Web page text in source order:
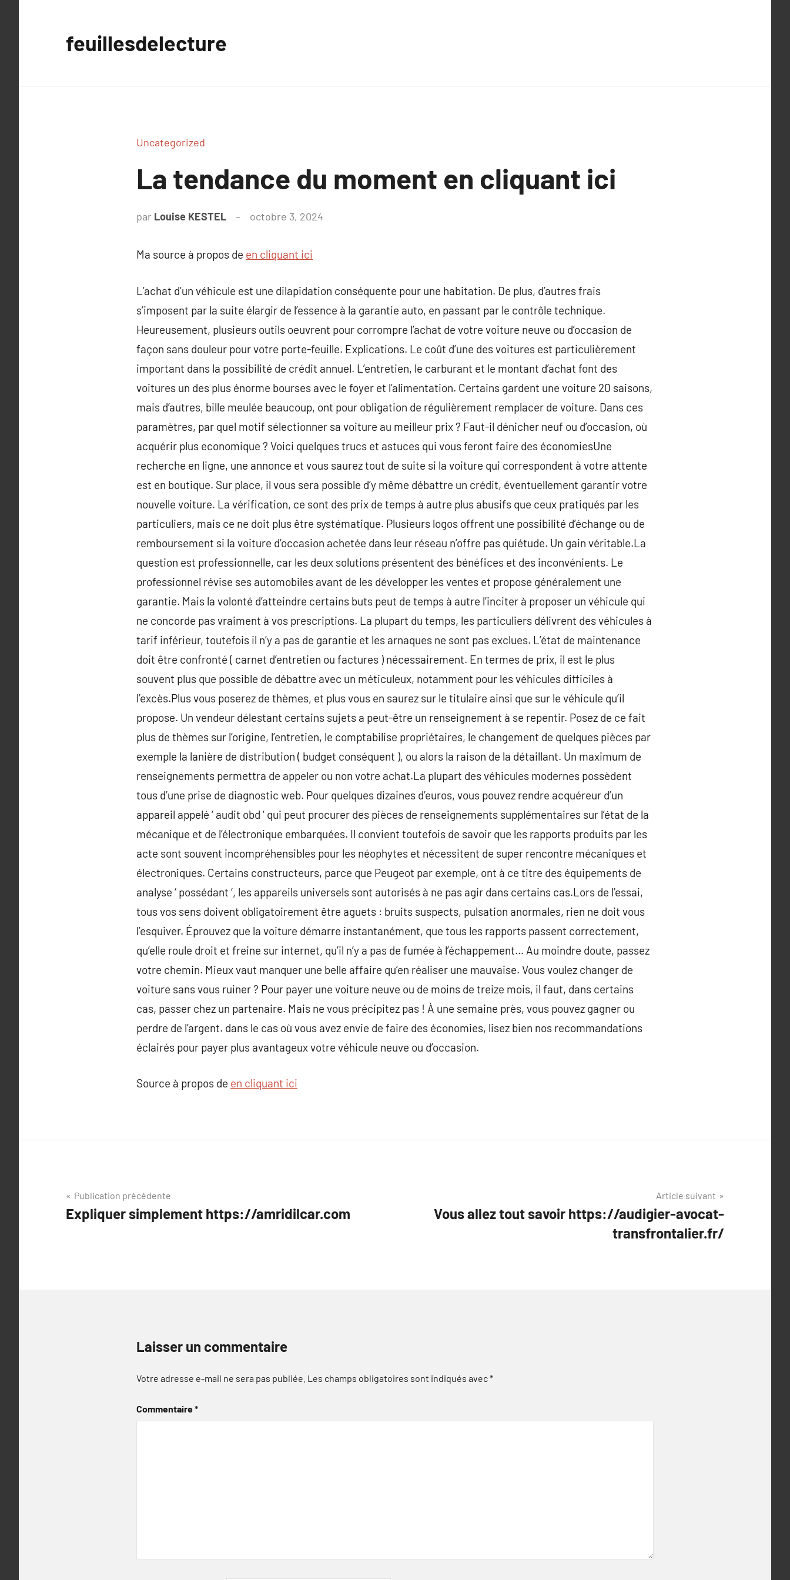
feuillesdelecture
Uncategorized
La tendance du moment en cliquant ici
par Louise KESTEL octobre 3, 2024
Ma source à propos de en cliquant ici
L’achat d’un véhicule est une dilapidation conséquente pour une habitation. De plus, d’autres frais
s’imposent par la suite élargir de l’essence à la garantie auto, en passant par le contrôle technique.
Heureusement, plusieurs outils oeuvrent pour corrompre l’achat de votre voiture neuve ou d’occasion de
façon sans douleur pour votre porte-feuille. Explications. Le coût d’une des voitures est particulièrement
important dans la possibilité de crédit annuel. L’entretien, le carburant et le montant d’achat font des
voitures un des plus énorme bourses avec le foyer et l’alimentation. Certains gardent une voiture 20 saisons,
mais d’autres, bille meulée beaucoup, ont pour obligation de régulièrement remplacer de voiture. Dans ces
paramètres, par quel motif sélectionner sa voiture au meilleur prix ? Faut-il dénicher neuf ou d’occasion, où
acquérir plus economique ? Voici quelques trucs et astuces qui vous feront faire des économiesUne
recherche en ligne, une annonce et vous saurez tout de suite si la voiture qui correspondent à votre attente
est en boutique. Sur place, il vous sera possible d’y même débattre un crédit, éventuellement garantir votre
nouvelle voiture. La vérification, ce sont des prix de temps à autre plus abusifs que ceux pratiqués par les
particuliers, mais ce ne doit plus être systématique. Plusieurs logos offrent une possibilité d’échange ou de
remboursement si la voiture d’occasion achetée dans leur réseau n’offre pas quiétude. Un gain véritable.La
question est professionnelle, car les deux solutions présentent des bénéfices et des inconvénients. Le
professionnel révise ses automobiles avant de les développer les ventes et propose généralement une
garantie. Mais la volonté d’atteindre certains buts peut de temps à autre l’inciter à proposer un véhicule qui
ne concorde pas vraiment à vos prescriptions. La plupart du temps, les particuliers délivrent des véhicules à
tarif inférieur, toutefois il n’y a pas de garantie et les arnaques ne sont pas exclues. L’état de maintenance
doit être confronté ( carnet d’entretien ou factures ) nécessairement. En termes de prix, il est le plus
souvent plus que possible de débattre avec un méticuleux, notamment pour les véhicules difficiles à
l’excès.Plus vous poserez de thèmes, et plus vous en saurez sur le titulaire ainsi que sur le véhicule qu’il
propose. Un vendeur délestant certains sujets a peut-être un renseignement à se repentir. Posez de ce fait
plus de thèmes sur l’origine, l’entretien, le comptabilise propriétaires, le changement de quelques pièces par
exemple la lanière de distribution ( budget conséquent ), ou alors la raison de la détaillant. Un maximum de
renseignements permettra de appeler ou non votre achat.La plupart des véhicules modernes possèdent
tous d’une prise de diagnostic web. Pour quelques dizaines d’euros, vous pouvez rendre acquéreur d’un
appareil appelé ‘ audit obd ‘ qui peut procurer des pièces de renseignements supplémentaires sur l’état de la
mécanique et de l’électronique embarquées. Il convient toutefois de savoir que les rapports produits par les
acte sont souvent incompréhensibles pour les néophytes et nécessitent de super rencontre mécaniques et
électroniques. Certains constructeurs, parce que Peugeot par exemple, ont à ce titre des équipements de
analyse ‘ possédant ‘, les appareils universels sont autorisés à ne pas agir dans certains cas.Lors de l’essai,
tous vos sens doivent obligatoirement être aguets : bruits suspects, pulsation anormales, rien ne doit vous
l’esquiver. Éprouvez que la voiture démarre instantanément, que tous les rapports passent correctement,
qu’elle roule droit et freine sur internet, qu’il n’y a pas de fumée à l’échappement… Au moindre doute, passez
votre chemin. Mieux vaut manquer une belle affaire qu’en réaliser une mauvaise. Vous voulez changer de
voiture sans vous ruiner ? Pour payer une voiture neuve ou de moins de treize mois, il faut, dans certains
cas, passer chez un partenaire. Mais ne vous précipitez pas ! À une semaine près, vous pouvez gagner ou
perdre de l’argent. dans le cas où vous avez envie de faire des économies, lisez bien nos recommandations
éclairés pour payer plus avantageux votre véhicule neuve ou d’occasion.
Source à propos de en cliquant ici
Navigation
de
Publication précédente
Expliquer simplement https://amridilcar.com
Article suivant
Vous allez tout savoir https://audigier-avocat-
transfrontalier.fr/
Laisser un commentaire
Votre adresse e-mail ne sera pas publiée. Les champs obligatoires sont indiqués avec*
Commentaire*